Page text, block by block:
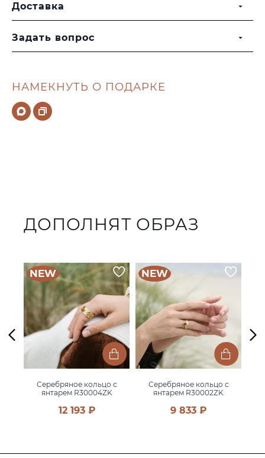
НАМЕКНУТЬ О ПОДАРКЕ
Доставка
Задать вопрос
ДОПОЛНЯТ ОБРАЗ
NEW
Серебряное кольцо с
янтарем R30004ZK
12 193 ₽
NEW
Серебряное кольцо с
янтарем R30002ZK
9 833 ₽